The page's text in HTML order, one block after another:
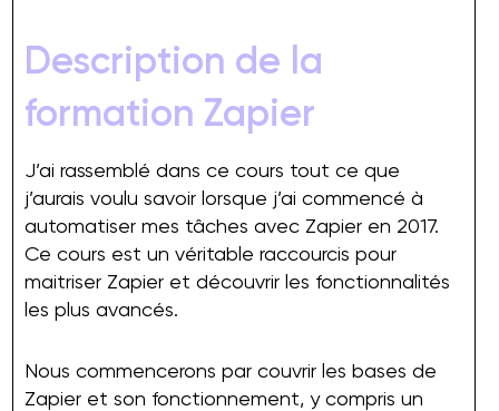
Description de la
formation Zapier
J’ai rassemblé dans ce cours tout ce que
j’aurais voulu savoir lorsque j’ai commencé à
automatiser mes tâches avec Zapier en 2017.
Ce cours est un véritable raccourcis pour
maitriser Zapier et découvrir les fonctionnalités
les plus avancés.
Nous commencerons par couvrir les bases de
Zapier et son fonctionnement, y compris un